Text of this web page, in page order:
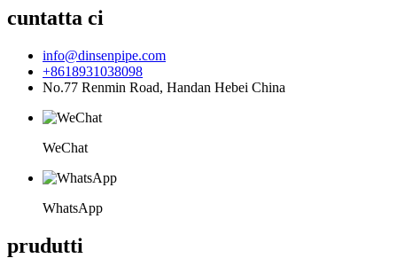
cuntatta ci
info@dinsenpipe.com
+8618931038098
No.77 Renmin Road, Handan Hebei China
WeChat
WhatsApp
prudutti